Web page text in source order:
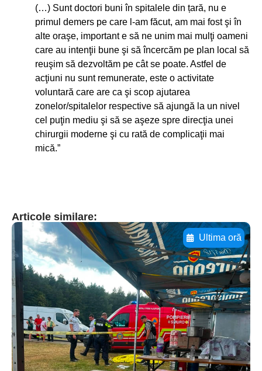
(…) Sunt doctori buni în spitalele din țară, nu e
primul demers pe care l-am făcut, am mai fost şi în
alte oraşe, important e să ne unim mai mulţi oameni
care au intenţii bune şi să încercăm pe plan local să
reuşim să dezvoltăm pe cât se poate. Astfel de
acţiuni nu sunt remunerate, este o activitate
voluntară care are ca şi scop ajutarea
zonelor/spitalelor respective să ajungă la un nivel
cel puţin mediu şi să se aşeze spre direcţia unei
chirurgii moderne şi cu rată de complicaţii mai
mică.”
Articole similare:
Ultima oră
Adaugă aici textul pentru
subtitluAdaugă aici
textul pentru
subtitluAdaugă aici
textul pentru
subtitluAdaugă aici